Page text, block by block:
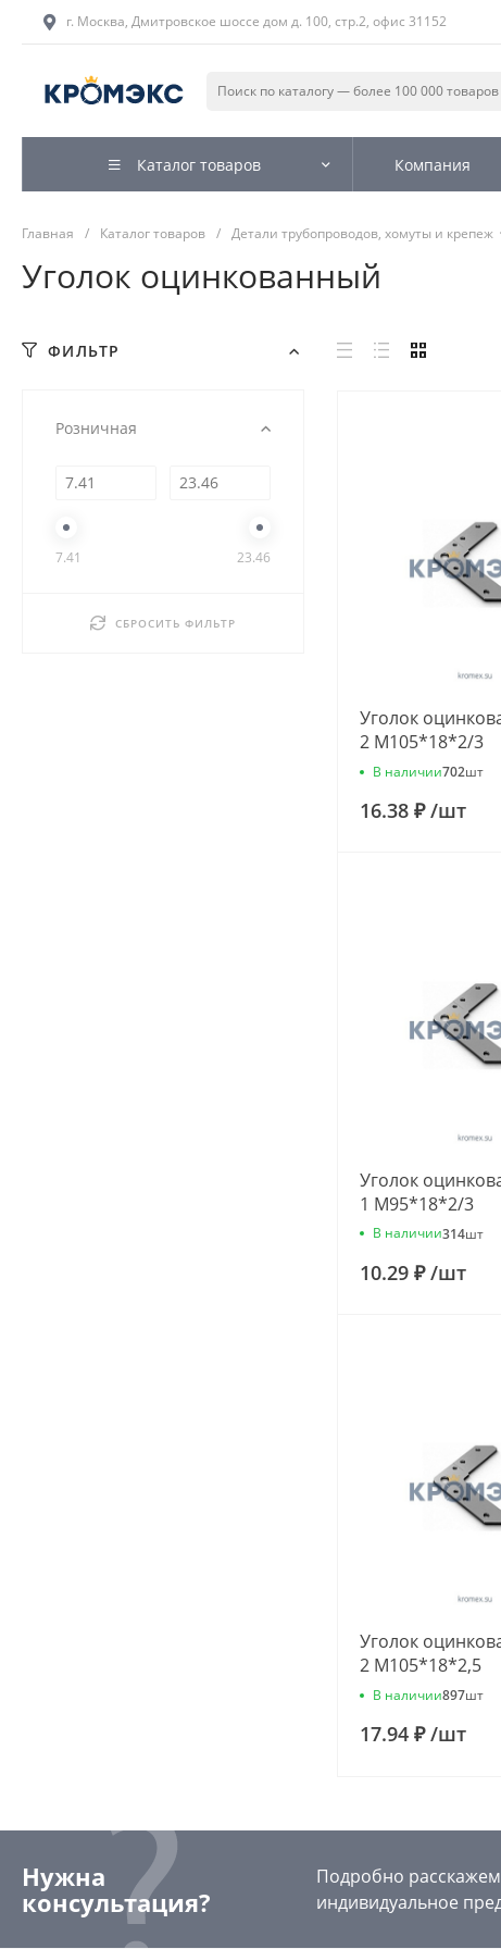
г. Москва, Дмитровское шоссе дом д. 100, стр.2, офис 31152
Каталог товаров Компания
Главная / Каталог товаров / Детали трубопроводов, хомуты и крепеж
Уголок оцинкованный
ФИЛЬТР
Розничная
7.41 23.46
СБРОСИТЬ ФИЛЬТР
Уголок
2 М105*18*2/3
В наличии702шт
16.38 ₽/шт
Уголок
1 М95*18*2/3
В наличии314шт
10.29 ₽/шт
Уголок
2 М105*18*2,5
В наличии897шт
17.94 ₽/шт
Нужна
консультация?
Подробно расскажем
индивидуальное